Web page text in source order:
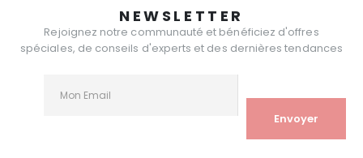
NEWSLETTER
Rejoignez notre communauté et bénéficiez d'offres
spéciales, de conseils d'experts et des dernières tendances